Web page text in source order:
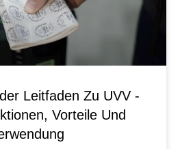
Leitfaden Zu UVV -
Vorteile Und